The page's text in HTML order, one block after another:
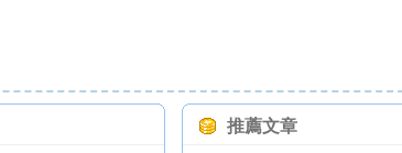
推薦文章